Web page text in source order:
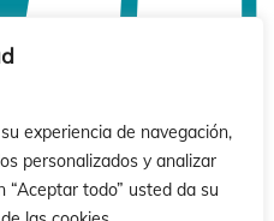
experiencia de navegación,
personalizados y analizar
todo” usted da su